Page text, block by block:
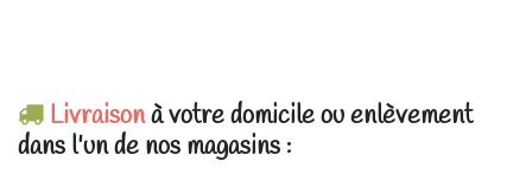
Livraisonà votre domicile ou enlèvement
dans l'un de nos magasins :